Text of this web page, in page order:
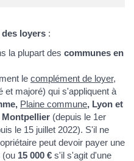
loyers :
la plupart des communes en
le complément de loyer,
et majoré) qui s'appliquent à
Plaine commune, Lyon et
Montpellier (depuis le 1er
le 15 juillet 2022). S'il ne
peut devoir payer une
(ou 15 000 € s'il s'agit d'une